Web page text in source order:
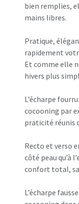
bien remplies,
mains libres.
Pratique,
rapidement
Et comme elle
hivers plus
L’écharpe
cocooning par
praticité réunis
Recto et verso
côté peau qu’à
confort total,
L’écharpe